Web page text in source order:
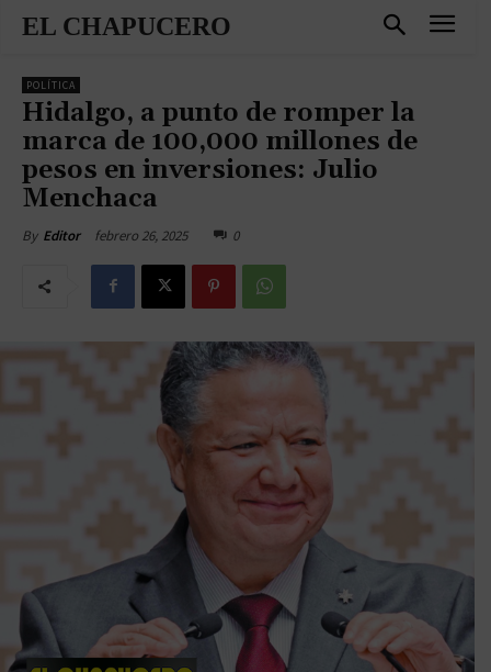
EL CHAPUCERO
POLÍTICA
Hidalgo, a punto de romper la
marca de 100,000 millones de
pesos en inversiones: Julio
Menchaca
By Editor febrero 26, 2025 0